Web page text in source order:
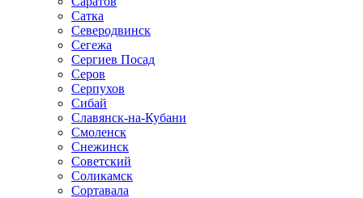
Сатка
Северодвинск
Сегежа
Сергиев Посад
Серов
Серпухов
Сибай
Славянск-на-Кубани
Смоленск
Снежинск
Советский
Соликамск
Сортавала